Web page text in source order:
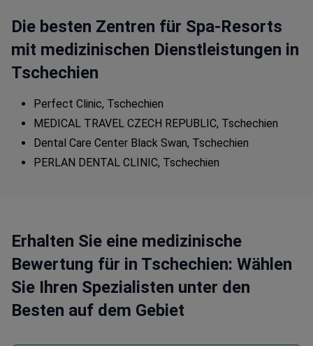
der benötigten Informationen.
Die besten Zentren für Spa-Resorts
mit medizinischen Dienstleistungen in
Tschechien
Perfect Clinic, Tschechien
MEDICAL TRAVEL CZECH REPUBLIC, Tschechien
Dental Care Center Black Swan, Tschechien
PERLAN DENTAL CLINIC, Tschechien
Erhalten Sie eine medizinische
Bewertung für in Tschechien: Wählen
Sie Ihren Spezialisten unter den
Besten auf dem Gebiet